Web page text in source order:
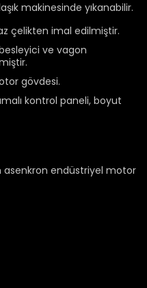
makinesinde yıkanabilir.
çelikten imal edilmiştir.
ve vagon
gövdesi.
kontrol paneli, boyut
asenkron endüstriyel motor